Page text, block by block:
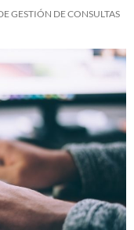
GESTIÓN DE CONSULTAS